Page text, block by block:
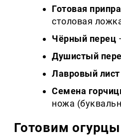
Готовая
столовая
Чёрный перец
Душистый
Лавровый лист
Семена
ножа
Готовим